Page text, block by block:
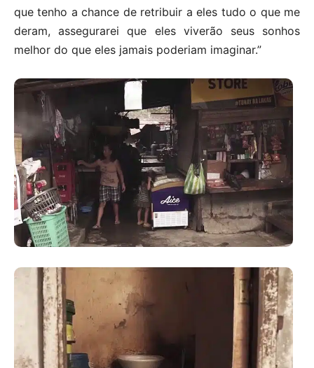
que tenho a chance de retribuir a eles tudo o que me
deram, assegurarei que eles viverão seus sonhos
melhor do que eles jamais poderiam imaginar.”